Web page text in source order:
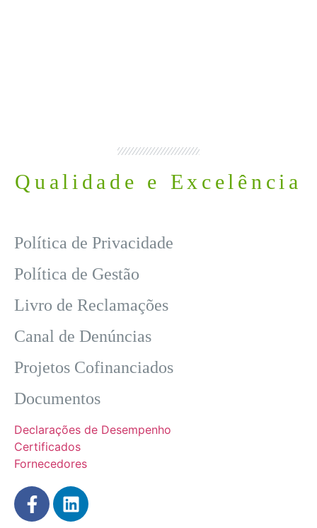
Qualidade e Excelência
Política de Privacidade
Política de Gestão
Livro de Reclamações
Canal de Denúncias
Projetos Cofinanciados
Documentos
Declarações de Desempenho
Certificados
Fornecedores